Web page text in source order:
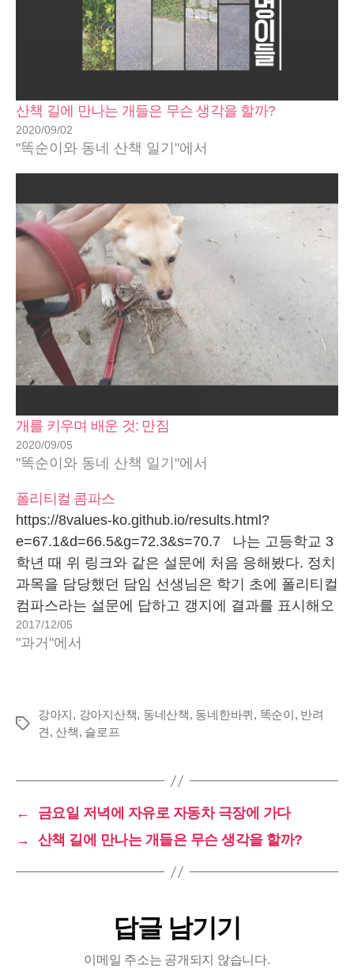
산책 길에 만나는 개들은 무슨 생각을 할까?
2020/09/02
"똑순이와 동네 산책 일기"에서
개를 키우며 배운 것: 만짐
2020/09/05
"똑순이와 동네 산책 일기"에서
폴리티컬 콤파스
https://8values-ko.github.io/results.html?
e=67.1&d=66.5&g=72.3&s=70.7 나는 고등학교 3
학년 때 위 링크와 같은 설문에 처음 응해봤다. 정치
과목을 담당했던 담임 선생님은 학기 초에 폴리티컬
컴파스라는 설문에 답하고 갱지에 결과를 표시해오
라고 하셨다. 결과지는 2차원의 좌표평면에 표시하
게 되어 있는데 한 축은 정치적인 영역으로 독재부
정치적으로는…
2017/12/05
"과거"에서
태
강아지, 강아지산책, 동네산책, 동네한바퀴, 똑순이, 반려
견, 산책, 슬로프
←
금요일 저녁에 자유로 자동차 극장에 가다
→
산책 길에 만나는 개들은 무슨 생각을 할까?
답글 남기기
이메일 주소는 공개되지 않습니다.